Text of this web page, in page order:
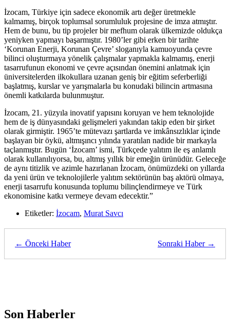
İzocam, Türkiye için sadece ekonomik artı değer üretmekle
kalmamış, birçok toplumsal sorumluluk projesine de imza atmıştır.
Hem de bunu, bu tip projeler bir mefhum olarak ülkemizde oldukça
yeniyken yapmayı başarmıştır. 1980’ler gibi erken bir tarihte
‘Korunan Enerji, Korunan Çevre’ sloganıyla kamuoyunda çevre
bilinci oluşturmaya yönelik çalışmalar yapmakla kalmamış, enerji
tasarrufunun ekonomi ve çevre açısından önemini anlatmak için
üniversitelerden ilkokullara uzanan geniş bir eğitim seferberliği
başlatmış, kurslar ve yarışmalarla bu konudaki bilincin artmasına
önemli katkılarda bulunmuştur.
İzocam, 21. yüzyıla inovatif yapısını koruyan ve hem teknolojide
hem de iş dünyasındaki gelişmeleri yakından takip eden bir şirket
olarak girmiştir. 1965’te mütevazı şartlarda ve imkânsızlıklar içinde
başlayan bir öykü, altmışıncı yılında yaratılan nadide bir markayla
taçlanmıştır. Bugün ‘İzocam’ ismi, Türkçede yalıtım ile eş anlamlı
olarak kullanılıyorsa, bu, altmış yıllık bir emeğin ürünüdür. Geleceğe
de aynı titizlik ve azimle hazırlanan İzocam, önümüzdeki on yıllarda
da yeni ürün ve teknolojilerle yalıtım sektörünün baş aktörü olmaya,
enerji tasarrufu konusunda toplumu bilinçlendirmeye ve Türk
ekonomisine katkı vermeye devam edecektir.”
Etiketler: İzocam, Murat Savcı
← Önceki Haber Sonraki Haber →
Son Haberler